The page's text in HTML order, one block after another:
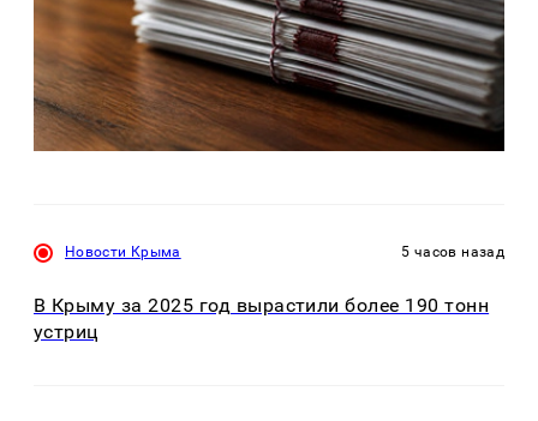
Новости Крыма 5 часов назад
В Крыму за 2025 год вырастили более 190 тонн
устриц